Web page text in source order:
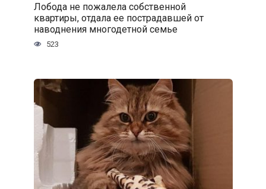
Лобода не пожалела собственной
квартиры, отдала ее пострадавшей от
наводнения многодетной семье
523